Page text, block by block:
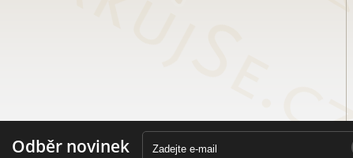
Odběr novinek